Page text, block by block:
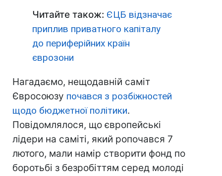
Читайте також: ЄЦБ відзначає
приплив приватного капіталу
до периферійних країн
єврозони
Нагадаємо, нещодавній саміт
Євросоюзу почався з розбіжностей
щодо бюджетної політики.
Повідомлялося, що європейські
лідери на саміті, який ропочався 7
лютого, мали намір створити фонд по
боротьбі з безробіттям серед молоді